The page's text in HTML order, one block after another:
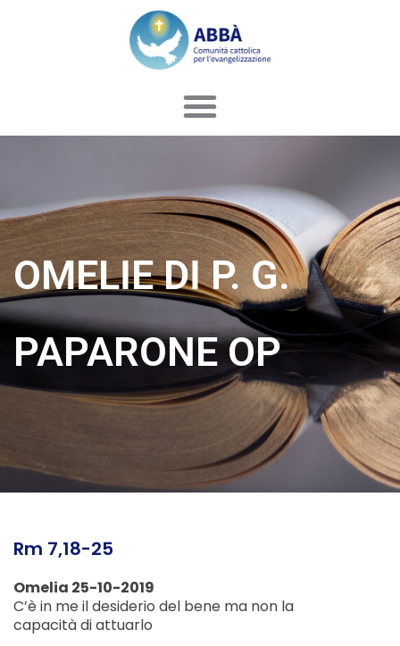
OMELIE DI P. G.
PAPARONE OP
Rm 7,18-25
Omelia 25-10-2019
C’è in me il desiderio del bene ma non la
capacità di attuarlo